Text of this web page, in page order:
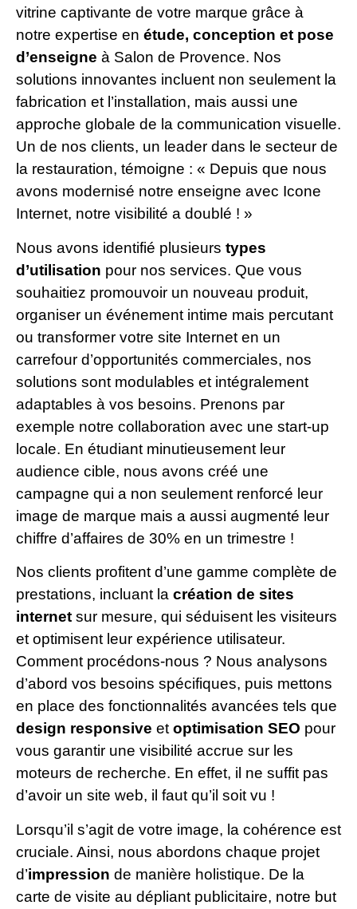
vitrine captivante de votre marque grâce à
notre expertise en étude, conception et pose
d’enseigne à Salon de Provence. Nos
solutions innovantes incluent non seulement la
fabrication et l’installation, mais aussi une
approche globale de la communication visuelle.
Un de nos clients, un leader dans le secteur de
la restauration, témoigne : « Depuis que nous
avons modernisé notre enseigne avec Icone
Internet, notre visibilité a doublé ! »
Nous avons identifié plusieurs types
d’utilisation pour nos services. Que vous
souhaitiez promouvoir un nouveau produit,
organiser un événement intime mais percutant
ou transformer votre site Internet en un
carrefour d’opportunités commerciales, nos
solutions sont modulables et intégralement
adaptables à vos besoins. Prenons par
exemple notre collaboration avec une start-up
locale. En étudiant minutieusement leur
audience cible, nous avons créé une
campagne qui a non seulement renforcé leur
image de marque mais a aussi augmenté leur
chiffre d’affaires de 30% en un trimestre !
Nos clients profitent d’une gamme complète de
prestations, incluant la création de sites
internet sur mesure, qui séduisent les visiteurs
et optimisent leur expérience utilisateur.
Comment procédons-nous ? Nous analysons
d’abord vos besoins spécifiques, puis mettons
en place des fonctionnalités avancées tels que
design responsive et optimisation SEO pour
vous garantir une visibilité accrue sur les
moteurs de recherche. En effet, il ne suffit pas
d’avoir un site web, il faut qu’il soit vu !
Lorsqu’il s’agit de votre image, la cohérence est
cruciale. Ainsi, nous abordons chaque projet
d’impression de manière holistique. De la
carte de visite au dépliant publicitaire, notre but